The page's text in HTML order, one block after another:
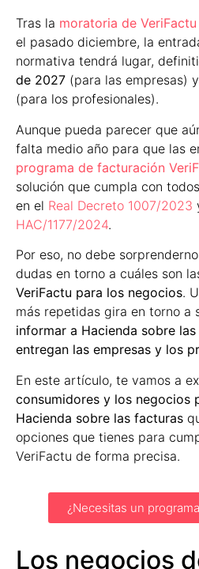
Tras la moratoria de VeriFactu
el pasado diciembre, la
normativa tendrá lugar,
de 2027 (para las empresas)
(para los profesionales).
Aunque pueda parecer que
falta medio año para que las
programa de facturación
solución que cumpla con
en el Real Decreto 1007/2023
HAC/1177/2024.
Por eso, no debe
dudas en torno a cuáles son
VeriFactu para los negocios.
más repetidas gira en torno a
informar a Hacienda sobre
entregan las empresas y los
En este artículo, te vamos a
consumidores y los negocios
Hacienda sobre las facturas
opciones que tienes para
VeriFactu de forma precisa.
¿Necesitas un
Los negocios